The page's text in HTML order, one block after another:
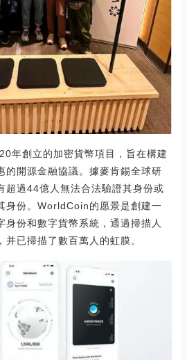
年創立的加密貨幣項目，旨在構建
的開源金融協議。據麥肯錫全球研
超過44億人無法合法驗證其身份或
身份。WorldCoin的愿景是創建一
身份和數字貨幣系統，通過掃描人
已掃描了數百萬人的虹膜。